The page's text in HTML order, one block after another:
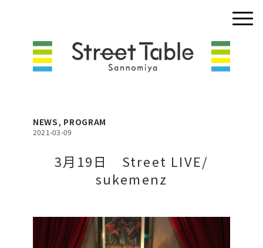
NEWS, PROGRAM
2021-03-09
3月19日 Street LIVE/
sukemenz